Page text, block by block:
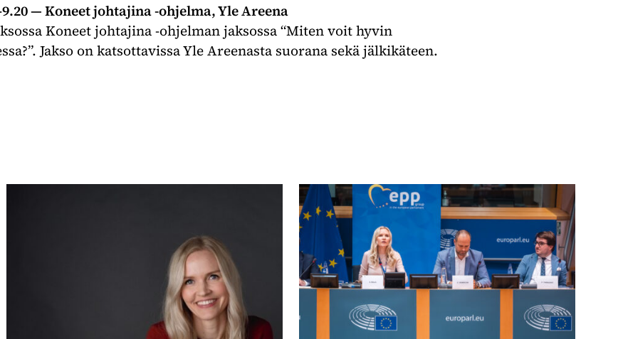
— Koneet johtajina -ohjelma, Yle Areena
Koneet johtajina -ohjelman jaksossa “Miten voit hyvin
Jakso on katsottavissa Yle Areenasta suorana sekä jälkikäteen.